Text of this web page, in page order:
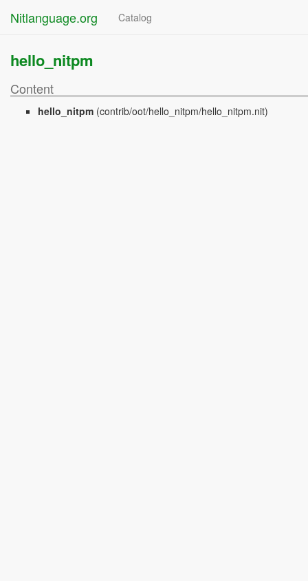
Nitlanguage.org Catalog
hello_nitpm
Content
hello_nitpm (contrib/oot/hello_nitpm/hello_nitpm.nit)